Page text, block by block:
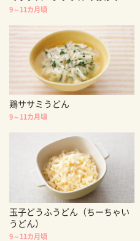
9～11カ月頃
鶏ササミうどん
9～11カ月頃
玉子どうふうどん（ちーちゃい
うどん）
9～11カ月頃